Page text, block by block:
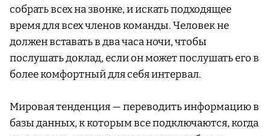
собрать всех на звонке, и искать подходящее
время для всех членов команды. Человек не
должен вставать в два часа ночи, чтобы
послушать доклад, если он может послушать его в
более комфортный для себя интервал.
Мировая тенденция — переводить информацию в
базы данных, к которым все подключаются, когда